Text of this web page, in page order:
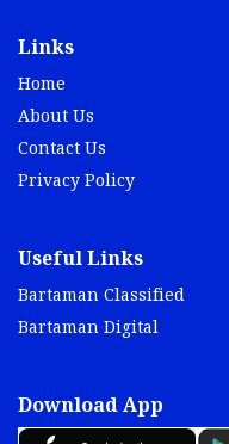
Links
Home
About Us
Contact Us
Privacy Policy
Useful Links
Bartaman Classified
Bartaman Digital
Download App